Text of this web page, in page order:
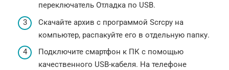
переключатель Отладка по USB.
Скачайте архив с программой Scrcpy на
компьютер, распакуйте его в отдельную папку.
Подключите смартфон к ПК с помощью
качественного USB-кабеля. На телефоне